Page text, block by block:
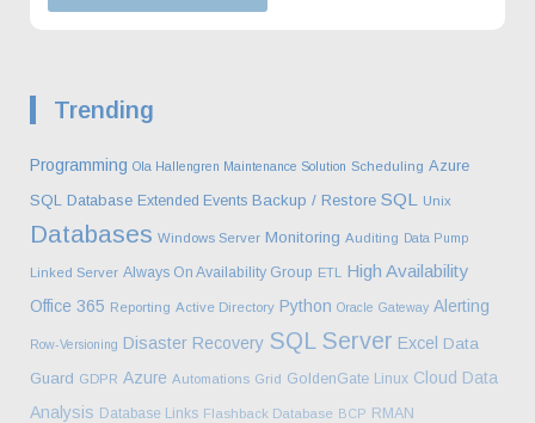
Trending
Programming Ola Hallengren Maintenance Solution Scheduling Azure
SQL Database Extended Events Backup / Restore SQL Unix
Databases Windows Server Monitoring Auditing Data Pump
Linked Server Always On Availability Group ETL High Availability
Office 365 Reporting Active Directory Python Oracle Gateway Alerting
Row-Versioning Disaster Recovery SQL Server Excel Data
Guard GDPR Azure Automations Grid GoldenGate Linux Cloud Data
Analysis Database Links Flashback Database BCP RMAN